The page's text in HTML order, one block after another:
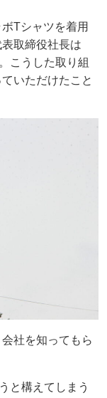
Tシャツを着用
取締役社長は
こうした取り組
いただけたこと
社を知ってもら
と構えてしまう